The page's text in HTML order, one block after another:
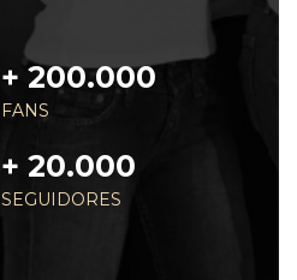
+ 200.000
FANS
+ 20.000
SEGUIDORES